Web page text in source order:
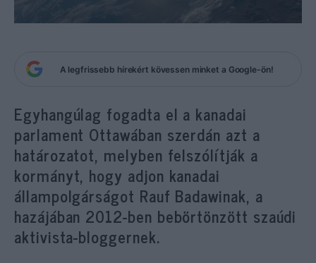
A legfrissebb hírekért kövessen minket a Google-ön!
Egyhangúlag fogadta el a kanadai
parlament Ottawában szerdán azt a
határozatot, melyben felszólítják a
kormányt, hogy adjon kanadai
állampolgárságot Rauf Badawinak, a
hazájában 2012-ben bebörtönzött szaúdi
aktivista-bloggernek.